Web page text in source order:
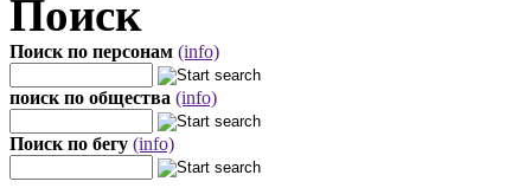
Поиск
Поиск по персонам (info)
поиск по общества (info)
Поиск по бегу (info)